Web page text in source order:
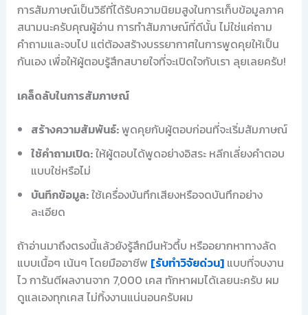
การสัมภาษณ์เป็นวิธีที่ได้รับความนิยมสูงในการเก็บข้อมูลภาค
สนามนะครับคุณผู้อ่าน การทำสัมภาษณ์ที่ดีนั้น ไม่ใช่แค่ถาม
คำถามและจบไป แต่ต้องสร้างบรรยากาศในการพูดคุยให้เป็น
กันเอง เพื่อให้ผู้ตอบรู้สึกสบายใจที่จะเปิดใจกับเรา ลุยเลยครับ!
เคล็ดลับในการสัมภาษณ์
สร้างความสัมพันธ์:พูดคุยกับผู้ตอบก่อนที่จะเริ่มสัมภาษณ์
ใช้คำถามเปิด:ให้ผู้ตอบได้พูดอย่างอิสระ หลีกเลี่ยงคำตอบ
แบบใช่หรือไม่
บันทึกข้อมูล:ใช้เครื่องบันทึกเสียงหรือจดบันทึกอย่าง
ละเอียด
ถ้าอ่านมาถึงตรงนี้แล้วยังรู้สึกมึนหัวตึ้บ หรืออยากหาทางลัด
แบบเนื้อๆ เน้นๆ โดยมืออาชีพ [รับทำวิจัยด่วน]แบบที่จบงาน
ไว การันตีผลงานจาก 7,000 เคส ทักหาผมได้เลยนะครับ ผม
ดูแลเองทุกเคส ไม่ทิ้งงานแน่นอนครับผม